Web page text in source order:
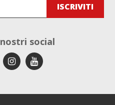
nostri social